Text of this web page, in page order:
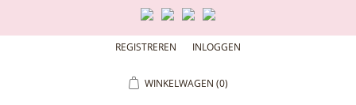
REGISTREREN INLOGGEN
WINKELWAGEN (0)